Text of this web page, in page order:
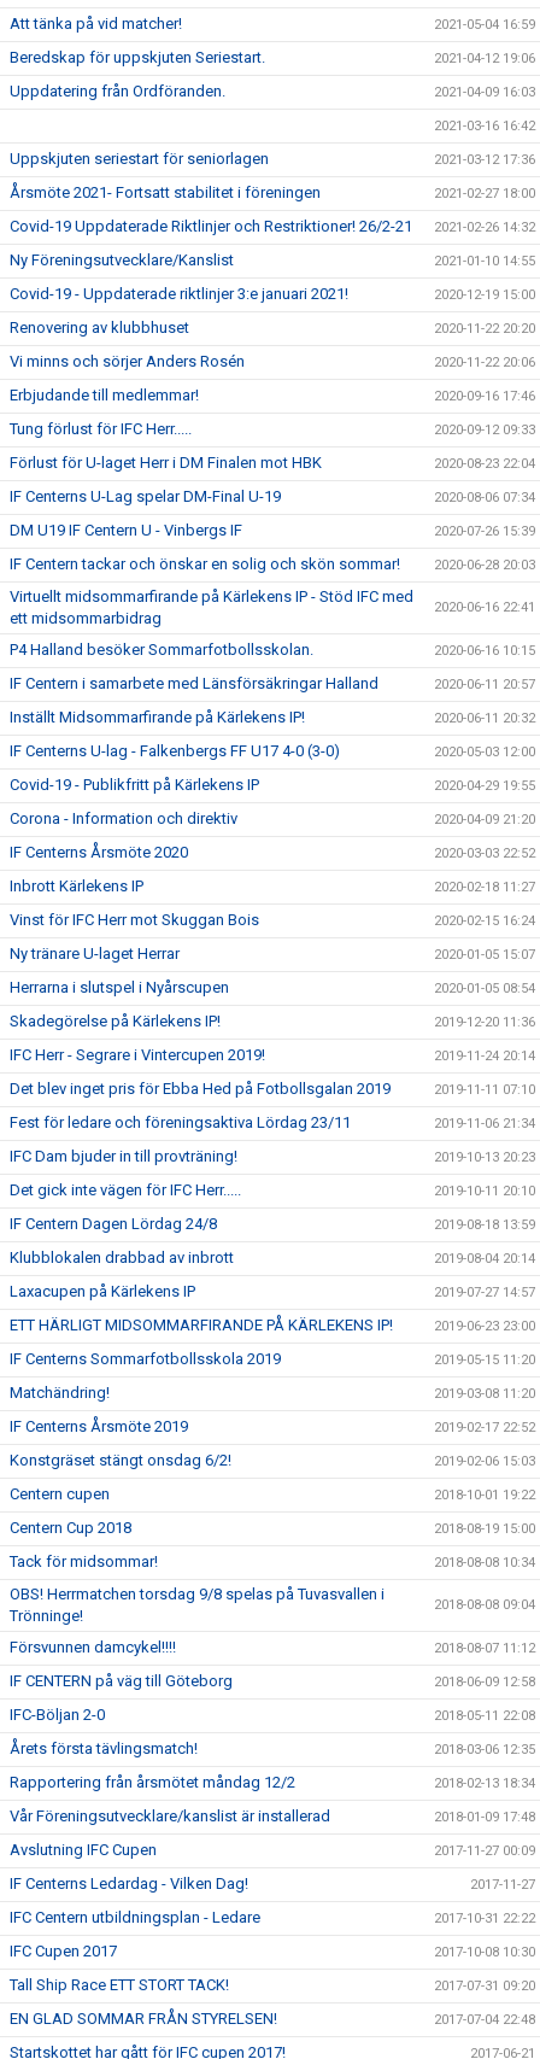
Att tänka på vid matcher! 2021-05-04 16:59
Beredskap för uppskjuten Seriestart. 2021-04-12 19:06
Uppdatering från Ordföranden. 2021-04-09 16:03
2021-03-16 16:42
Uppskjuten seriestart för seniorlagen 2021-03-12 17:36
Årsmöte 2021- Fortsatt stabilitet i föreningen 2021-02-27 18:00
Covid-19 Uppdaterade Riktlinjer och Restriktioner! 26/2-21 2021-02-26 14:32
Ny Föreningsutvecklare/Kanslist 2021-01-10 14:55
Covid-19 - Uppdaterade riktlinjer 3:e januari 2021! 2020-12-19 15:00
Renovering av klubbhuset 2020-11-22 20:20
Vi minns och sörjer Anders Rosén 2020-11-22 20:06
Erbjudande till medlemmar! 2020-09-16 17:46
Tung förlust för IFC Herr..... 2020-09-12 09:33
Förlust för U-laget Herr i DM Finalen mot HBK 2020-08-23 22:04
IF Centerns U-Lag spelar DM-Final U-19 2020-08-06 07:34
DM U19 IF Centern U - Vinbergs IF 2020-07-26 15:39
IF Centern tackar och önskar en solig och skön sommar! 2020-06-28 20:03
Virtuellt midsommarfirande på Kärlekens IP - Stöd IFC med
ett midsommarbidrag
2020-06-16 22:41
P4 Halland besöker Sommarfotbollsskolan. 2020-06-16 10:15
IF Centern i samarbete med Länsförsäkringar Halland 2020-06-11 20:57
Inställt Midsommarfirande på Kärlekens IP! 2020-06-11 20:32
IF Centerns U-lag - Falkenbergs FF U17 4-0 (3-0) 2020-05-03 12:00
Covid-19 - Publikfritt på Kärlekens IP 2020-04-29 19:55
Corona - Information och direktiv 2020-04-09 21:20
IF Centerns Årsmöte 2020 2020-03-03 22:52
Inbrott Kärlekens IP 2020-02-18 11:27
Vinst för IFC Herr mot Skuggan Bois 2020-02-15 16:24
Ny tränare U-laget Herrar 2020-01-05 15:07
Herrarna i slutspel i Nyårscupen 2020-01-05 08:54
Skadegörelse på Kärlekens IP! 2019-12-20 11:36
IFC Herr - Segrare i Vintercupen 2019! 2019-11-24 20:14
Det blev inget pris för Ebba Hed på Fotbollsgalan 2019 2019-11-11 07:10
Fest för ledare och föreningsaktiva Lördag 23/11 2019-11-06 21:34
IFC Dam bjuder in till provträning! 2019-10-13 20:23
Det gick inte vägen för IFC Herr..... 2019-10-11 20:10
IF Centern Dagen Lördag 24/8 2019-08-18 13:59
Klubblokalen drabbad av inbrott 2019-08-04 20:14
Laxacupen på Kärlekens IP 2019-07-27 14:57
ETT HÄRLIGT MIDSOMMARFIRANDE PÅ KÄRLEKENS IP! 2019-06-23 23:00
IF Centerns Sommarfotbollsskola 2019 2019-05-15 11:20
Matchändring! 2019-03-08 11:20
IF Centerns Årsmöte 2019 2019-02-17 22:52
Konstgräset stängt onsdag 6/2! 2019-02-06 15:03
Centern cupen 2018-10-01 19:22
Centern Cup 2018 2018-08-19 15:00
Tack för midsommar! 2018-08-08 10:34
OBS! Herrmatchen torsdag 9/8 spelas på Tuvasvallen i
Trönninge!
2018-08-08 09:04
Försvunnen damcykel!!!! 2018-08-07 11:12
IF CENTERN på väg till Göteborg 2018-06-09 12:58
IFC-Böljan 2-0 2018-05-11 22:08
Årets första tävlingsmatch! 2018-03-06 12:35
Rapportering från årsmötet måndag 12/2 2018-02-13 18:34
Vår Föreningsutvecklare/kanslist är installerad 2018-01-09 17:48
Avslutning IFC Cupen 2017-11-27 00:09
IF Centerns Ledardag - Vilken Dag! 2017-11-27
IFC Centern utbildningsplan - Ledare 2017-10-31 22:22
IFC Cupen 2017 2017-10-08 10:30
Tall Ship Race ETT STORT TACK! 2017-07-31 09:20
EN GLAD SOMMAR FRÅN STYRELSEN! 2017-07-04 22:48
Startskottet har gått för IFC cupen 2017! 2017-06-21